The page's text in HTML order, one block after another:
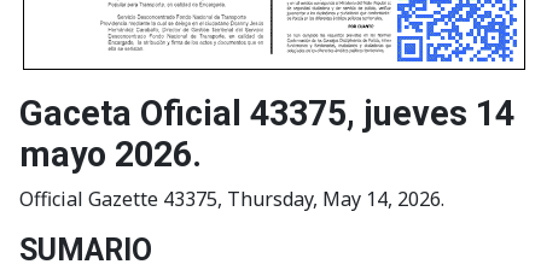
Gaceta Oficial 43375, jueves 14
mayo 2026.
Official Gazette 43375, Thursday, May 14, 2026.
SUMARIO